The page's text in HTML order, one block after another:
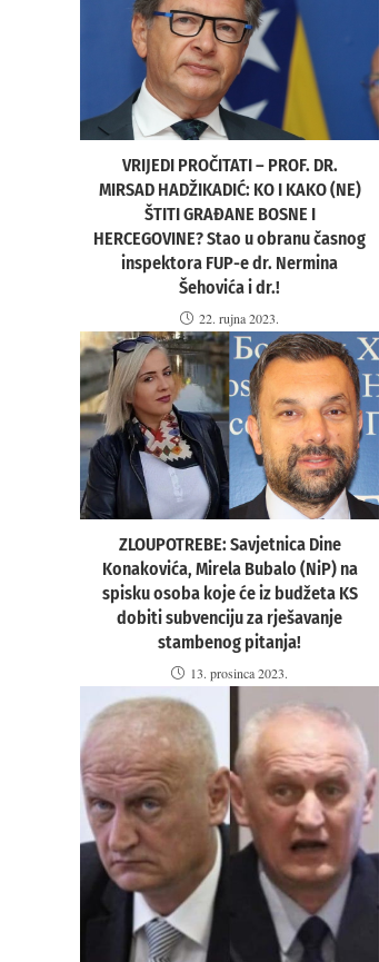
VRIJEDI PROČITATI – PROF. DR.
MIRSAD HADŽIKADIĆ: KO I KAKO (NE)
ŠTITI GRAĐANE BOSNE I
HERCEGOVINE? Stao u obranu časnog
inspektora FUP-e dr. Nermina
Šehovića i dr.!
22. rujna 2023.
ZLOUPOTREBE: Savjetnica Dine
Konakovića, Mirela Bubalo (NiP) na
spisku osoba koje će iz budžeta KS
dobiti subvenciju za rješavanje
stambenog pitanja!
13. prosinca 2023.